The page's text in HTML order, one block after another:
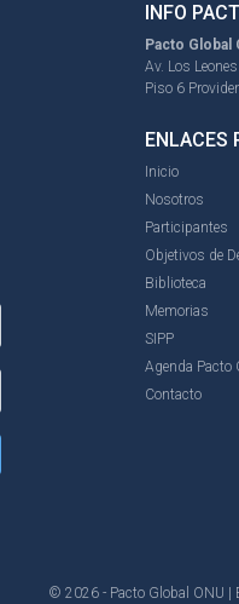
INFO
Pacto Global
Av. Los
Piso 6
ENLACES
Inicio
Nosotros
Participantes
Objetivos de
Biblioteca
Memorias
SIPP
Agenda Pacto
Contacto
© 2026 - Pacto Global ONU |